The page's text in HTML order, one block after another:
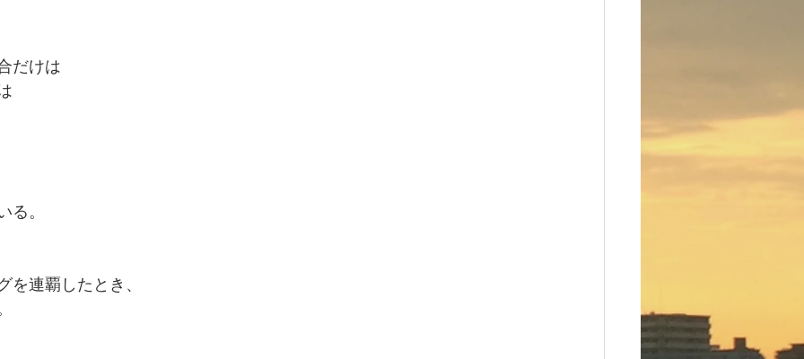
だけは
。
を連覇したとき、